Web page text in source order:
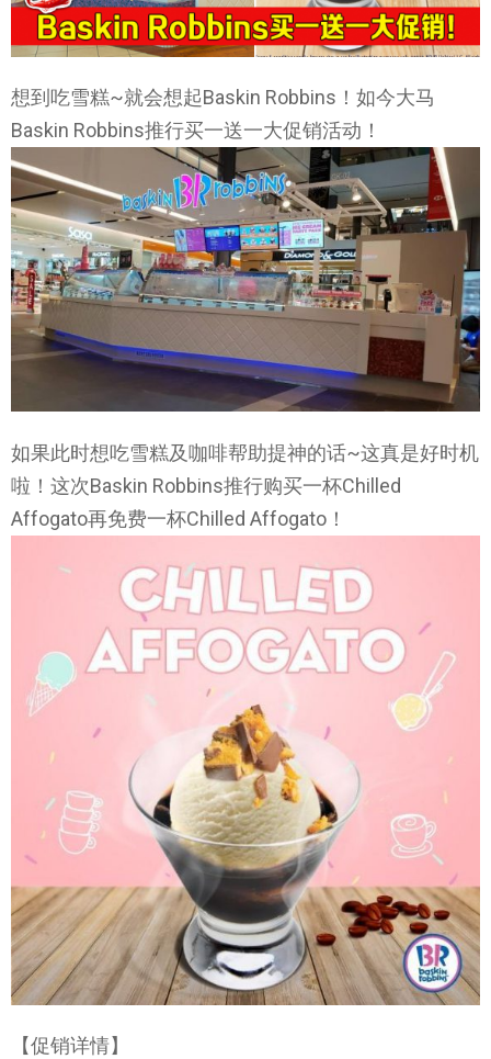
想到吃雪糕~就会想起Baskin Robbins！如今大马
Baskin Robbins推行买一送一大促销活动！
如果此时想吃雪糕及咖啡帮助提神的话~这真是好时机
啦！这次Baskin Robbins推行购买一杯Chilled
Affogato再免费一杯Chilled Affogato！
【促销详情】